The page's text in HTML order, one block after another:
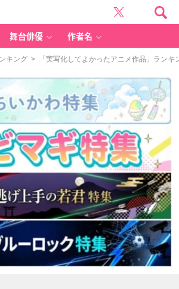
舞台俳優 作者名
キング > 「実写化してよかったアニメ作品」ランキ